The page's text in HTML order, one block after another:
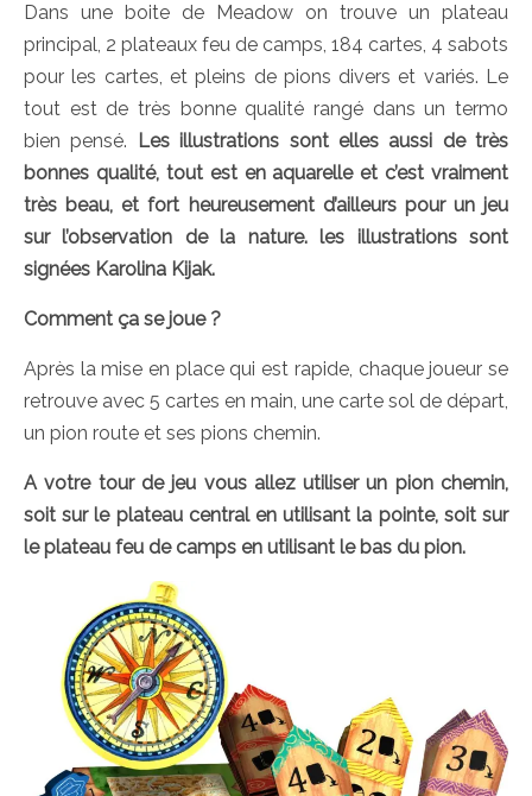
Dans une boite de Meadow on trouve un plateau
principal, 2 plateaux feu de camps, 184 cartes, 4 sabots
pour les cartes, et pleins de pions divers et variés. Le
tout est de très bonne qualité rangé dans un termo
bien pensé.
Les illustrations sont elles aussi de très
bonnes qualité, tout est en aquarelle et c’est vraiment
très beau, et fort heureusement d’ailleurs pour un jeu
sur l’observation de la nature. les illustrations sont
signées Karolina Kijak.
Comment ça se joue ?
Après la mise en place qui est rapide, chaque joueur se
retrouve avec 5 cartes en main, une carte sol de départ,
un pion route et ses pions chemin.
A votre tour de jeu vous allez utiliser un pion chemin,
soit sur le plateau central en utilisant la pointe, soit sur
le plateau feu de camps en utilisant le bas du pion.